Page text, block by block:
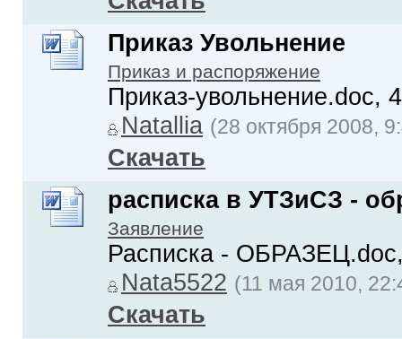
Приказ Увольнение
Приказ и распоряжение
Приказ-увольнение.doc,
Natallia (28 октября 2008,
Скачать
расписка в УТЗиСЗ -
Заявление
Расписка - ОБРАЗЕЦ.doc,
Nata5522 (11 мая 2010,
Скачать